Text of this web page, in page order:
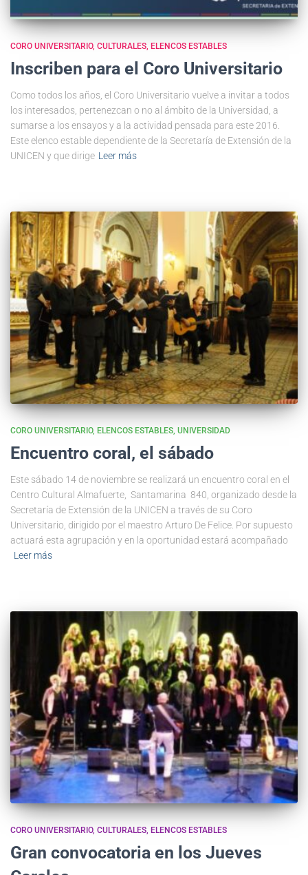
CORO UNIVERSITARIO CULTURALES ELENCOS ESTABLES
Inscriben para el Coro Universitario
Como todos los años, el Coro Universitario vuelve a invitar a todos
los interesados, pertenezcan o no al ámbito de la Universidad, a
sumarse a los ensayos y a la actividad pensada para este 2016.
Este elenco estable dependiente de la Secretaría de Extensión de la
UNICEN y que dirige Leer más
CORO UNIVERSITARIO ELENCOS ESTABLES UNIVERSIDAD
Encuentro coral, el sábado
Este sábado 14 de noviembre se realizará un encuentro coral en el
Centro Cultural Almafuerte, Santamarina 840, organizado desde la
Secretaría de Extensión de la UNICEN a través de su Coro
Universitario, dirigido por el maestro Arturo De Felice. Por supuesto
actuará esta agrupación y en la oportunidad estará acompañado
Leer más
CORO UNIVERSITARIO CULTURALES ELENCOS ESTABLES
Gran convocatoria en los Jueves